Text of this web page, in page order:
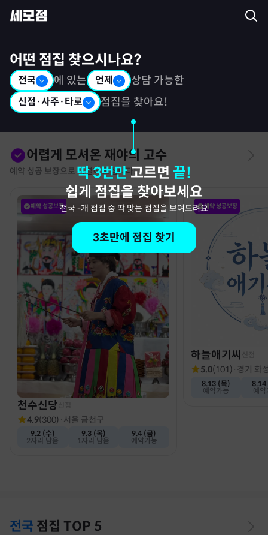
어떤 점집 찾으시나요?
전국 에 있는 언제 상담 가능한
신점·사주·타로 점집을 찾아요!
딱 3번만 고르면 끝!
쉽게 점집을 찾아보세요
전국 -개 점집 중 딱 맞는 점집을 보여드려요
3초만에 점집 찾기
어렵게 모셔온 재야의 고수
예약 성공 보장으로 특별히 모십니다!
예약 성공보장
천수신당
4.9(300) · 서울 금천구
9.2 (수)
2자리 남음
9.3 (목)
1자리 남음
9.4 (금)
예약가능
예약 성공보장
하늘애기씨
5.0(101) · 경기 화
8.13 (목)
예약가능
8.14
예
전국 점집 TOP 5